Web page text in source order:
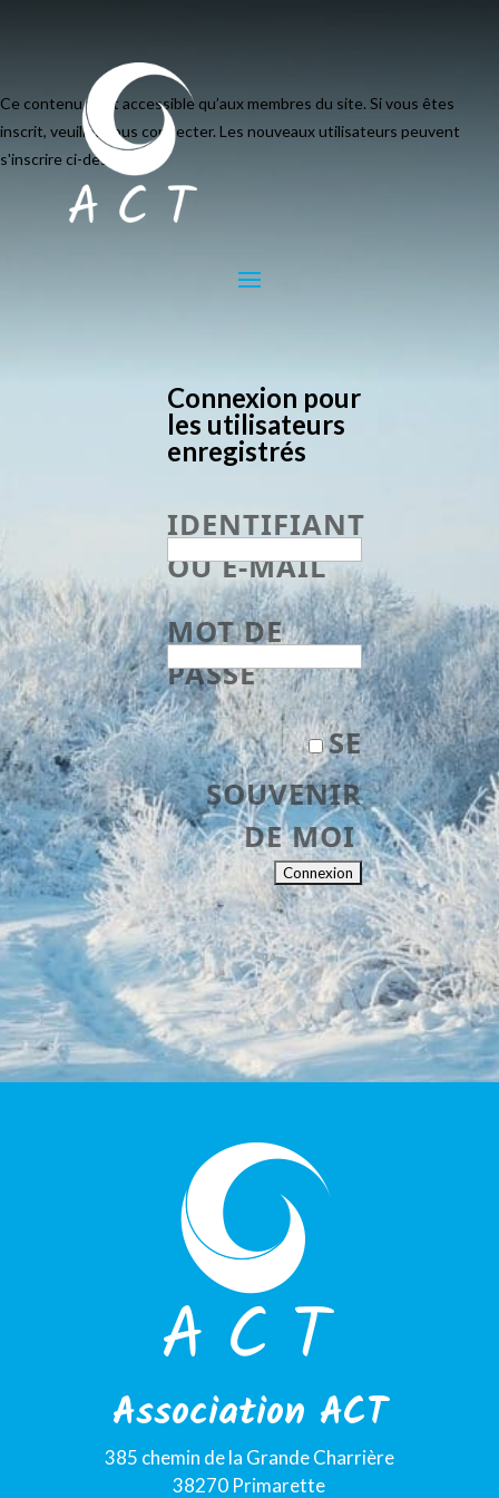
Ce contenu n’est accessible qu’aux membres du site. Si vous êtes
inscrit, veuillez vous connecter. Les nouveaux utilisateurs peuvent
s'inscrire ci-dessous.
Connexion pour
les utilisateurs
enregistrés
IDENTIFIANT
OU E-MAIL
MOT DE
PASSE
SE
SOUVENIR
DE MOI
Association ACT
385 chemin de la Grande Charrière
38270 Primarette